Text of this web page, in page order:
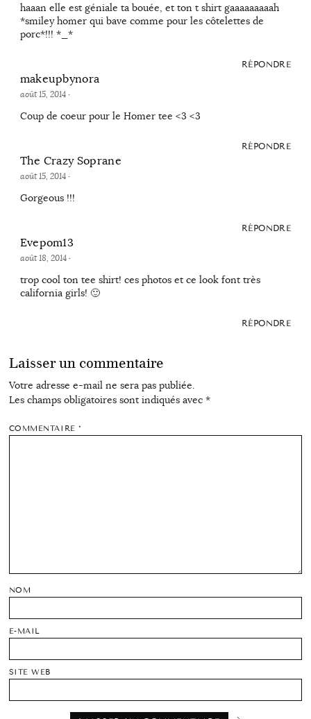
haaan elle est géniale ta bouée, et ton t shirt gaaaaaaaaah
*smiley homer qui bave comme pour les côtelettes de
porc*!!! *_*
RÉPONDRE
makeupbynora
août 15, 2014·
Coup de coeur pour le Homer tee <3 <3
RÉPONDRE
The Crazy Soprane
août 15, 2014·
Gorgeous !!!
RÉPONDRE
Evepom13
août 18, 2014·
trop cool ton tee shirt! ces photos et ce look font très
california girls! 🙂
RÉPONDRE
Laisser un commentaire
Votre adresse e-mail ne sera pas publiée.
Les champs obligatoires sont indiqués avec *
COMMENTAIRE*
NOM
E-MAIL
SITE WEB